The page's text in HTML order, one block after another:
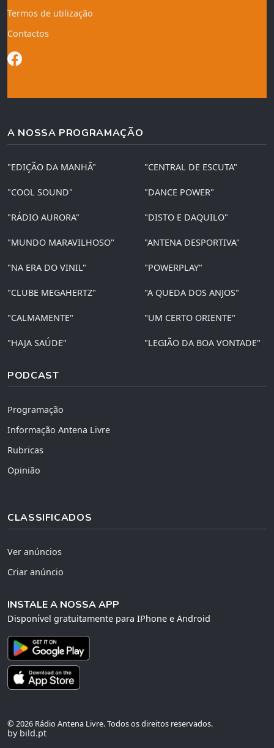
Termos de utilização
Contactos
A NOSSA PROGRAMAÇÃO
"EDIÇÃO DA MANHÃ" "CENTRAL DE ESCUTA"
"COOL SOUND" "DANCE POWER"
"RÁDIO AURORA" "DISTO E DAQUILO"
"MUNDO MARAVILHOSO" "ANTENA DESPORTIVA"
"NA ERA DO VINIL" "POWERPLAY"
"CLUBE MEGAHERTZ" "A QUEDA DOS ANJOS"
"CALMAMENTE" "UM CERTO ORIENTE"
"HAJA SAÚDE" "LEGIÃO DA BOA VONTADE"
PODCAST
Programação
Informação Antena Livre
Rubricas
Opinião
CLASSIFICADOS
Ver anúncios
Criar anúncio
INSTALE A NOSSA APP
Disponível gratuitamente para IPhone e Android
© 2026 Rádio Antena Livre. Todos os direitos reservados.
by bild.pt